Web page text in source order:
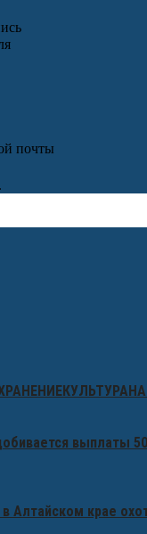
почты
КУЛЬТУРА
выплаты
Алтайском крае